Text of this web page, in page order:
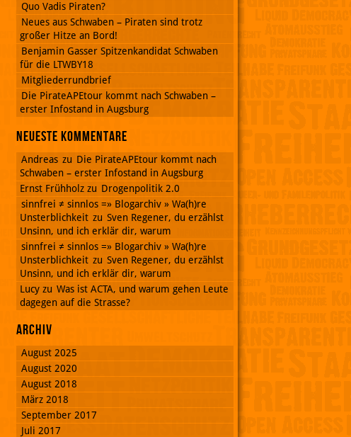
Quo Vadis Piraten?
Neues aus Schwaben – Piraten sind trotz
großer Hitze an Bord!
Benjamin Gasser Spitzenkandidat Schwaben
für die LTWBY18
Mitgliederrundbrief
Die PirateAPEtour kommt nach Schwaben –
erster Infostand in Augsburg
Neueste Kommentare
Andreas zu Die PirateAPEtour kommt nach
Schwaben – erster Infostand in Augsburg
Ernst Frühholz zu Drogenpolitik 2.0
sinnfrei ≠ sinnlos =» Blogarchiv » Wa(h)re
Unsterblichkeit zu Sven Regener, du erzählst
Unsinn, und ich erklär dir, warum
sinnfrei ≠ sinnlos =» Blogarchiv » Wa(h)re
Unsterblichkeit zu Sven Regener, du erzählst
Unsinn, und ich erklär dir, warum
Lucy zu Was ist ACTA, und warum gehen Leute
dagegen auf die Strasse?
Archiv
August 2025
August 2020
August 2018
März 2018
September 2017
Juli 2017